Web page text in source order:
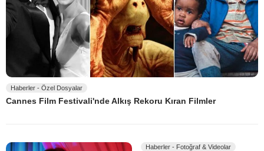
Haberler - Özel Dosyalar
Cannes Film Festivali'nde Alkış Rekoru Kıran Filmler
Haberler - Fotoğraf & Videolar